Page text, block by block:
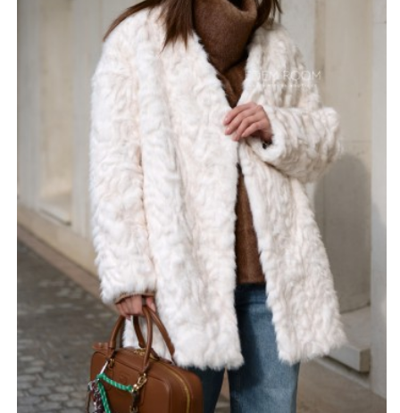
базовыми спокойными оттенками, так и с более
яркими деталями гардероба. Фасон гармонично
сочетается с коричневой манишко, которая идёт в
наборе и служит не только защищает от холода, но и
украшает образ. Манишка красиво ложится в зоне
горловины и служит стильной заменой снуду или
Свободный крой позволяет использовать шубу в
формате oversize, она не сковывает движения и легко
надевается поверх плотных свитеров и трикотажа.
Рукава сидят комфортно и не создают лишнего
объёма. В артикуле SM-2537-85-SL-KG сочетаются
функциональность, выразительность ткани и
минимализм в деталях. Производство - Россия, что
гарантирует аккуратность пошива и качественную
проработку всех элементов. Такая шуба станет
прекрасным выбором для тех, кто ценит стиль, тепло
и эстетичность.